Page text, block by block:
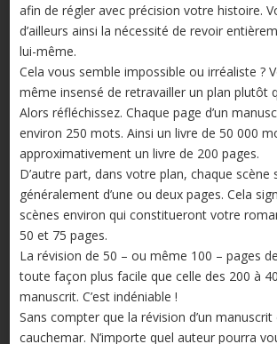
afin de régler avec précision votre histoire.
d’ailleurs ainsi la nécessité de revoir
lui-même.
Cela vous semble impossible ou irréaliste ?
même insensé de retravailler un plan plutôt
Alors réfléchissez. Chaque page d’un
environ 250 mots. Ainsi un livre de 50 000
approximativement un livre de 200 pages.
D’autre part, dans votre plan, chaque scène
généralement d’une ou deux pages. Cela
scènes environ qui constitueront votre
50 et 75 pages.
La révision de 50 – ou même 100 – pages
toute façon plus facile que celle des 200 à
manuscrit. C’est indéniable !
Sans compter que la révision d’un
cauchemar. N’importe quel auteur pourra